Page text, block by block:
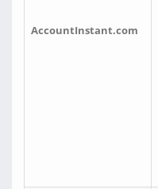
AccountInstant.com